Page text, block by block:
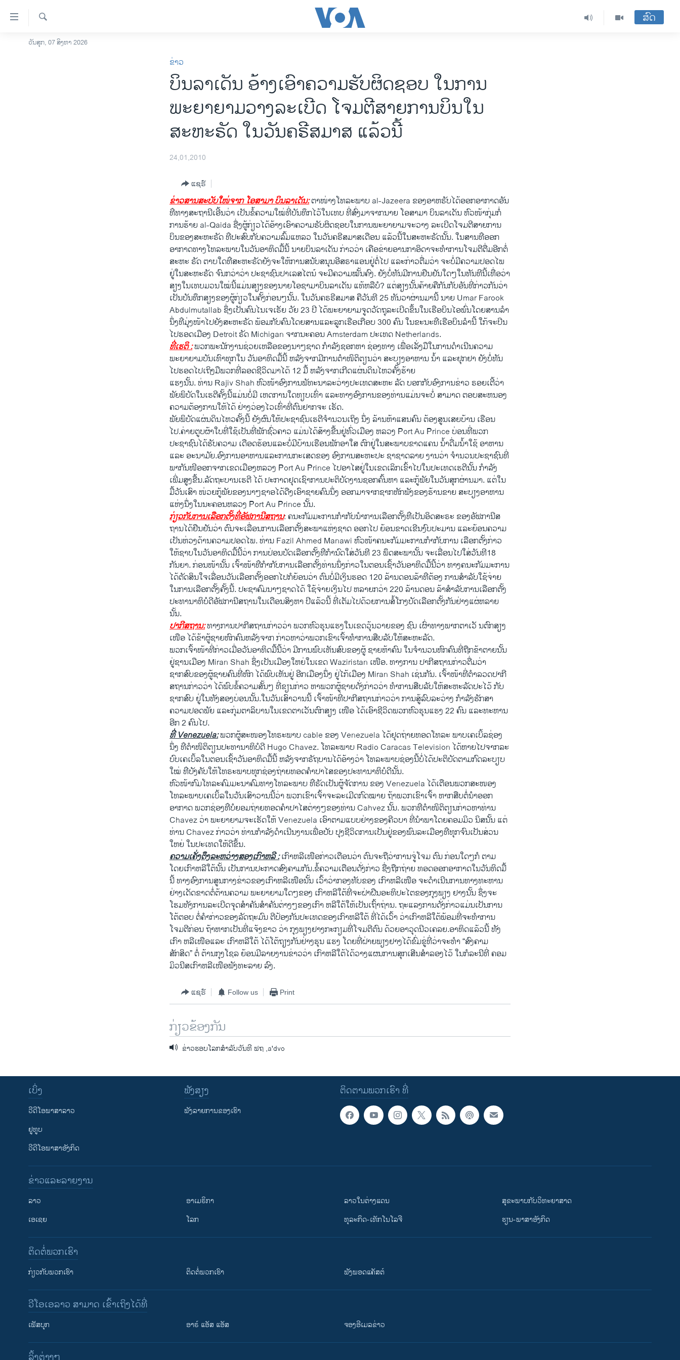
ລິ້ງ
ສຳຫລັບ
ໂຮມເພຈ
ຄົ້ນຫາ
ສົດ
ວັນສຸກ, 07 ສິງຫາ 2026
ຂ່າວ
ບິນລາເດັນ ອ້າງເອົາຄວາມຮັບຜິດຊອບ ໃນການ
ພະຍາຍາມວາງລະເບີດ ໂຈມຕີສາຍການບິນໃນ
ສະຫະຣັດ ໃນວັນຄຣີສມາສ ແລ້ວນີ້
24,01,2010
ແຊຣ໌
ຂ່າວ​ສານສະບັບໃໜ່​ຈາກ ໂອສາມາ ບິນລາເດັນ:ຕາໜ່າງ​ໂທລະພາບ al-Jazeera ຂອງ​ອາຫຣັບ​ໄດ້​ອອກ​ອາກາດ​ອັນ​
ທ່ີ​ທາງ​ສະຖານີເອີ້ນ​ວ່າ ​ເປັນ​ຂໍ້ຄວາມ​ໃໝ່​ທີ່​ບັນທຶກ​ໄວ້​ໃນ​ເທບ ທີ່​ສົ່ງ​ມາ​ຈາກ​ນາຍ ​ໂອສາມາ ບິນ​ລາ​ເດັນ ຫົວໜ້າ​ກຸ່ມ​ກໍ່​
ການ​ຮ້າຍ al-Qaida ຊື່​ງຜູ້ກ່ຽວ​ໄດ້​ອ້າງ​ເອົາ​ຄວາມ​ຮັບຜິດຊອບ​ໃນ​ການ​ພະຍາຍາມ​ຈະວາງ​ ລະ​ເບີດ​ໂຈມ​ຕີສາຍ​ການ
ບິນຂອງ​ສະຫະຣັດ ທ່ີ​ປະສົບ​ກັບ​ຄວາມ​ລົ້ມ​ແຫລວ​ ໃນວັນ​ຄຣີສມາສເດືອນ ​ແລ້ວ​ນີ້​ໃນ​ສະຫະຣັດນັ້ນ. ໃນ​ສານ​ທ່ີ​ອອກ​
ອາກາດ​ທາງ​ໂທລະພາບ​ໃນ​ວັນ​ອາທິດ​ມື້​ນີ້ ນາຍ​ບິນ​ລາ​ເດັນ ກ່າວ​ວ່າ ​ເຄືອ​ຂ່າຍ​ອານ​ກາ​ອິດາ​ຈະ​ທຳ​ການ​ໂຈມ​ຕີ​ຕື່ມ​ອີກ​ຕໍ່​
ສະຫະ ຣັດ ຕາບ​ໃດ​ທ່ີ​ສະຫະຣັດຍັງ​ຈະ​ໃຫ້ການ​ສນັບ​ສນຸນອີສຣາ​ແອນ​ຢູ່ຕໍ່​ໄປ ແລະ​ກ່າວ​ຕື່ມ​ວ່າ ຈະ​ບໍ່​ມີ​ຄວາມ​ປອດ​ໄພ​
ຢູ່ໃນ​ສະຫະຣັດ ຈົນ​ກວ່າວ່າ ປະຊາຊົນ​ປາ​ເລ​ສ​ໄຕ​ນ໌ ​ຈະ​ມີ​ຄວາມ​ໝັ້ນຄົງ. ຍັງ​ບໍ່​ທັນ​ມີ​ການ​ຢືນຢັນ​ໃດໆ​ໃນ​ທັນທີ​ນີ້​ເທື່ອ​ວ່າ​
ສຽງ​ໃນ​ເທບ​ມວນໃໝ່ນີ້​ແມ່ນ​ສຽງ​ຂອງ​ນາຍ​ໂອ​ຊາ​ມາ​ບິນ​ລາ​ເດັນ ​ແທ້​ຫລື​ບໍ? ​ແຕ່ສຽງ​ນັ້ນຄ້າຍຄື​ກັນ​ກັບອັນທີ່​ກ່າວ​ກັນ​ວ່າ ​
ເປັນບັນທຶກ​ສຽງ​ຂອງ​ຜູ້ກ່ຽວໃນ​ຄັ້ງກ່ອນ​ໆນັ້ນ. ໃນ​ວັນ​ຄຣຣີສມາສ ຄືວັນທີ 25 ທັນວາ​ຜ່ານ​ມາ​ນີ້ ນາຍ Umar Farook
Abdulmutallab ຊຶ່ງ​ເປັນ​ຄົນ​ໄນ​ເຈ​ເຣັຍ ວັຍ 23 ປີ​ ໄດ້​ພະຍາຍາມ​ຈູດ​ວັດຖຸ​ລະ​ເບີດ​ຂຶ້ນ​ໃນ​ເຮືອບິນ​ໄອ​ພົ່ນ​ໂດຍສານ​ລຳ​
ນຶ່ງ​ທ່ີ​ມຸ່ງ​ໜ້າ​ໄປ​ຍັງ​ສະຫະຣັດ ພ້ອມ​ກັບ​ຄົນ​ໂດຍສານແລະ​ລູກ​ເຮືອ​ເກືອບ 300 ຄົນ ໃນ​ຂະນະ​ທ່ີ​ເຮືອບິນ​ລຳ​ນີ້​ ​ໃກ້​ຈະ​ບີນ​
ໄປຮອດ​ເມືອງ Detroit ຣັດ Michigan ຈາກ​ນະຄອນ Amsterdam ປະ​ເທດ Netherlands.
ທີ່ເຮຕິ :ພວກພະນັກງານຊ່ວຍເຫລືອຂອງນາໆຊາດ ກຳລັງຊອກຫາ ຊ່ອງທາງ ເພື່ອເລັ່ງມືໃນການ​ດຳ​ເນີນຄວາມ
ພະຍາຍາມບັນເທົາທຸກໃນ ວັນອາທິດມື້ນີ້ ຫລັງຈາກມີການຕຳໜິຕິຕຽນວ່າ ສະບຽງອາຫານ ນ້ຳ ແລະຢຸກຢາ ຍັງບໍ່ທັນ
ໄປຮອດ​ໄປເຖິງມືພວກທີ່ລອດຊີວິດມາ​ໄດ້ 12 ມື້ ຫລັງຈາກ​ເກີດແຜ່ນດິນໄຫວຄັ້ງຮ້າຍ​
ແ​ຮງນັ້ນ. ທ່ານ Rajiv Shah ຫົວໜ້າອົງການພັທະນາລະວ່າງປະເທດສະຫະ ລັດ ບອກກັບອົງການຂ່າວ ຣອຍເຕີ້ວ່າ
ພັຍພິບັດໃນເຮຕີຄັ້ງນີ້ແມ່ນບໍ່ມີ ເຫດການໃດທຽບເທົ່າ ແລະທາງອົງການຂອງທ່ານ​ແມ່ນຈະບໍ່ ສາມາດ ຕອບສະຫນອງ
ຄວາມຕ້ອງການໃຫ້ໄດ້ ຢ່າງວ່ອງໄວເທົ່າທີ່ຕົນຢາກຈະ ເຮັດ.
ພັຍພິບັດແຜ່ນດິນໄຫວຄັ້ງນີ້ ຍັງຜົນໃຫ້ປະຊາຊົນເຮຕີຈຳນວນເຖິງ ນຶ່ງ ລ້ານຫ້າແສນຄົນ ຕ້ອງສູນເສຍບ້ານ ເຮືອນ​
ໄປ.ຄ່າຍຕູບ​ຜ້າ​ໃບ​ທີ່​ໃຊ້​ເປັນທີ່ພັກຊົ່ວຄາວ ແມ່ນໄດ້ສ້າງຂື້ນຢູ່ທົ່ວເມືອງ ຫລວງ Port Au Prince ບ່ອນທີ່ພວກ
ປະຊາຊົນໄດ້ຮັບຄວາມ ເດືອດຮ້ອນແລະບໍ່ມີບ້ານເຮືອນພັກອາໃສ ຕົກຢູ່ໃນສະພາບຂາດແຄນ ນ້ຳດື່ມນ້ຳໃຊ້ ອາຫານ
ແລະ ອະນາມັຍ.ອົງການອາຫານແລະການກະເສດຂອງ ອົງການສະຫະປະ ຊາຊາດລາຍ ງານວ່າ ຈຳນວນປະຊາຊົນທີ່
ພາກັນໜີອອກຈາກເຂດເມືອງຫລວງ Port Au Prince ໄປອາໄສຢູ່​ໃນ​ເຂດ​ເລິກ​ເຂົ້າ​ໄປໃນປະເທດເຮຕີນັ້ນ ກຳລັງ
ເພີ່ມສູງຂື້ນ.ລັດຖະບານເຮຕີ ໄດ້ ປະກາດ​ຢຸດ​ເຊົາການປະຕິບັດງານຊອກຄົ້ນຫາ ແລະກູ້ພັຍ​ໃນວັນສຸກຜ່ານມາ. ແຕ່​ໃນ​
ມື້​ວັນ​ເສົາ ໜ່ວຍກູ້ພັຍຂອງນາໆ​ຊາ​ອໄດ້ດືງເອົາຊາຍຄົນນຶ່ງ ອອກ​ມາຈາກຊາກຫັກພັງຂອງຮ້ານຂາຍ ສະບຽງອາຫານ
ແຫ່ງນຶ່ງໃນນະ​ຄອນ​ຫລວງ Port Au Prince ​ນັ້ນ.
ກ່ຽວ​ກັບ​ການ​ເລືອກ​ຕັ້ງ​ທີ່ອັຟກາ​ນີສຖານ: ຄນະ​ກັມມະການ​ກຳກັບ​ນຳການ​ເລືອກ​ຕັ້ງ​ທ່ີ​ເປັນ​ອິດສະຣະ ຂອງ​ອັຟກາ​ນີສ
ຖານ​ໄດ້​ຢືນຢັນ​ວ່າ ຕົນ​ຈະ​ເລື່ອນ​ການ​ເລືອກ​ຕັ້ງ​ສະພາ​ແຫ່ງ​ຊາດ​ ອອກ​ໄປ​ ຍ້ອນ​ຂາດເຂີນ​ງົບ​ປະມານ​ ແລະຍ້ອນຄວາມ​
ເປັນ​ຫ່ວງ​ດ້ານ​ຄວາມ​ປອດ​ໄພ. ທ່ານ Fazil Ahmed Manawi ຫົວໜ້າ​ຄນະ​ກັມມະການ​ກຳກັບ​ການ ເລືອກ​ຕັ້ງ​ກ່າວ​
ໃຫ້​ຊາບ​ໃນ​ວັນ​ອາທິດ​ມື້​ນີ້​ວ່າ ການ​ປ່ອນ​ບັດ​ເລືອກ​ຕັ້ງ​ທ່ີ​ກຳນົດ​ໃສ່​ວັນ​ທີ 23 ພຶດສະພາ​ນັ້ນ ​ຈະ​ເລື່ອນ​ໄປ​ໃສ່​ວັນ​ທີ18
ກັນຍາ. ກ່ອນ​ໜ້າ​ນັ້ນ ເຈົ້າ​ໜ້າ​ທ່ີ​ກຳກັບ​ການ​ເລືອກ​ຕັ້ງທ່າ​ນນຶ່ງ​ກ່າວ​ໃນ​ຕອນ​ເຊົ້າ​ວັນ​ອາທິດມື້​ນີ້ວ່າ ທາງຄນະ​ກັມມະການ​
ໄດ້​ຕັດສິນ​ໃຈ​ເລື່ອນ​ວັນ​ເລືອກ​ຕັ້ງອອກ​ໄປ​ກໍ​ຍ້ອນ​ວ່າ ຕົນ​ບໍ່​ມີ​ເງິນຮອດ 120 ລ້ານ​ດອນ​ລ້າ​ທ່ີ​ຕ້ອງ ການ​ສຳລັບ​ໃຊ້​ຈ່າຍ​
ໃນ​ການ​ເລືອກ​ຕັ້ງ​ຄັ້ງ​ນີ້. ປະຊາ​ຄົມນາໆ​ຊາດ​ໄດ້​ ໃຊ້​ຈ່າຍ​ເງິນໄປ ​ຫລາຍ​ກວ່າ 220 ລ້ານດອນ ​ລ້າ​ສຳລັບ​ການ​ເລືອກ​ຕັ້ງ​
ປະທານາທິບໍດີ​ອັຟກາ​ນີສຖານ​ໃນ​ເດືອນສິງຫາ​ ປີ​ແລ້ວ​ນີ້ ທີ່​ເຕັມ​ໄປ​ດ້ວຍການ​ສໍ້​ໂກງ​ບັດ​ເລືອກ​ຕັ້ງ​ກັນ​ຢ່າງແຜ່​ຫລາຍ​
ນັ້ນ.
ປາກີສຖານ:ທາງການປາກີສຖານກ່າວວ່າ ພວກຫົວຮຸນແຮງໃນເຂດວຸ້ນວາຍຂອງ ຊົນ ເຜົ່າທາງພາກຕາເວັ ນຕົກສຽງ
ເໜືອ ໄດ້ຂ້າຜູ້ຊາຍຫົກຄົນຫລັງຈາກ ກ່າວຫາວ່າພວກເຂົາເຈົ້າທຳການສືບລັບໃຫ້ສະຫະລັດ.
ພວກເຈົ້າໜ້າທີ່ກ່າວເມື່ອວັນອາທິດມື້ນີ້ວ່າ ມີ​ການພົບເຫັນສົບຂອງຜູ້ ຊາຍຫ້າຄົນ​ ໃນຈຳນວນຫົກຄົນທີ່ຖືກຂ້າຕາຍນັ້ນ
ຢູ່ຊານເມືອງ Miran Shah ຊຶ່ງເປັນເມືອງໃຫຍ່ໃນເຂດ Waziristan ເໜືອ. ທາງການ ປາກີສຖານກ່າວຕື່ມວ່າ
ຊາກສົບຂອງຜູ້ຊາຍຄົນທີ່ຫົກ ໄດ້ພົບເຫັນຢູ່ ອີກເມືອງນຶ່ງ ຢູ່ໄກ້ເມືອງ Miran Shah ​ເຊ່ນ​ກັນ. ເຈົ້າໜ້າທີ່ຕຳລວດປາກີ
ສຖານກ່າວວ່າ ໄດ້ພົບຂໍ້ຄວາມສັ້ນໆ ທີ່ຂຽນກ່າວ ຫາພວກຜູ້ຊາຍດັ່ງກ່າວວ່າ ທຳການສືບລັບໃຫ້ສະຫະລັດປະໄວ້ ກັບ
ຊາກສົບ ຢູ່​ໃນ​ທັງ​ສອງ​ບ່ອນ​ນັ້ນ.​ໃນວັນເສົາວານນີ້ ເຈົ້າໜ້າທີ່ປາກີສຖານກ່າວວ່າ ການສູ້ລົບລະວ່າງ ກຳລັງຮັກສາ
ຄວາມປອດພັຍ ແລະກຸ່ມຕາລິບານໃນເຂດຕາເວັນຕົກສຽງ ເໜືອ ໄດ້​ເອົາ​ຊີວິດພວກຫົວຮຸນແຮງ 22 ຄົນ ແລະທະຫານ
ອີກ 2 ຄົນ​ໄປ.
ທີ່ Venezuela:ພວກ​ຜູ້​ສະໜອງໂທຣະພາບ cable ຂອງ Venezuela ໄດ້ຢຸດຖ່າຍ​ທອດ​ໂທລະ ພາບ​ເຄ​ເບິ້ລ​ຊ່ອງ
ນຶ່ງ​ ທ່ີ​ຕຳ​ໜິຕິຕຽນ​ປະທານາທິບໍດີ Hugo Chavez. ໂທລະພາບ Radio Caracas Television ​ໄດ້ຫາຍ​ໄປ​ຈາກ​ລະ​
ບົບ​ເຄ​ເບິ້ລໃນຕອນ​ເຊົ້າ​ວັນ​ອາທິດ​ມື້​ນີ້ ຫລັງ​ຈາກຣັຖບານ​ໄດ້​ອ້າງ​ວ່າ ​ໂທລະພາບ​ຊ່ອງ​ນີ້ບໍ່​ໄດ້​ປະຕິບັດ​ຕາມກົດ​ລະບຽບ​
ໃໝ່ ທ່ີ​ບັງຄັບ​ໃຫ້ໂທຣະພາບ​ທຸກຊ່ອງ​ຖ່າຍ​ທອດ​ຄຳ​ປາ​ໄສ​ຂອງ​ປະທານາທິບໍດີ​ນັ້ນ.
ຫົວໜ້າ​ກົມໂທລະ​ຄົມມະນາຄົມ​ທາງໂທລະພາບ​ ທ່ີຣັດ​ເປັນ​ຜູ້​ຈັດການ ຂອງ Venezuela ໄດ້ເຕືອນ​ພວກ​ສະໜອງ
ໂທລະພາບ​ເຄ​ເບິ້ລໃນ​ວັນ​ເສົາ​ວານ​ນີ້​ວ່າ ພວກ​ເຂົາ​ເຈົ້າ​ຈະລະ​ເມີດ​ກົດໝາຍ ຖ້າ​ພວກເຂົາ​ເຈົ້າ​ ຫາກ​ສືບ​ຕໍ່​ນຳ​ອອກ​
ອາກາດ ​ພວກ​ຊ່ອງ​ທ່ີ​ບໍ​ຍອມ​ຖ່າຍ​ທອດ​ຄຳ​ປາ​ໄສ​ຕ່າງໆ​ຂອງ​ທ່ານ Cahvez ນັ້ນ. ພວກ​ທ່ີ​ຕຳ​ໜິຕິຕຽນ​ກ່າວ​ຫາ​ທ່ານ
Chavez ​ວ່າ ​ພະຍາຍາມ​ຈະ​ເຮັດ​ໃຫ້ Venezuela ເອົາ​ຕາມແບບຢ່າງຂອງ​ຄີວບາ​ ທີ່​ນຳພາໂດຍ​ຄອມ​ມິ​ວ ນິສ​ນັ້ນ ​ແຕ່​
ທ່ານ Chavez ກ່າວ​ວ່າ ທ່ານ​ກຳລັງ​ດຳ​ເນີນ​ງານ​ເພື່ອ​ປັບ ປຸງ​ຊີວິດ​ການ​ເປັນ​ຢູ່​ຂອງ​ພົນລະ​ເມືອງ​ທ່ີ​ທຸກ​ຈົນ​ເປັນ​ສ່ວນ​
ໃຫຍ່ ໃນ​ປະ​ເທດ​ໃຫ້​ດີ​ຂຶ້ນ.
ຄວາມເຄັ່ງຕຶງລະ​ຫວ່າງ​ສອງເກົາຫລີ :ເກົາຫລີເໜືອກ່າວເຕືອນວ່າ ຕົນຈະຖືວ່າການຈູ່ໂຈມ ຕົນ ກ່ອນໃດໆກໍ ຕາມ
ໂດຍເກົາຫລີ​ໃຕ້ນັ້ນ ເປັນການປະກາດສົງຄາມກັນ.ຂໍ້ຄວາມເຕືອນດັ່ງກ່າວ ຊື່​ງຖືກ​ຖ່າຍ​ ທອດ​ອອກ​ອາກາດໃນວັນທິດມື້
ນີ້ ທາງອົງການສູນກາງຂ່າວຂອງເກົາຫລີ​ເໜືອ​ນັ້ນ ​ເວົ້າວ່າກອງທັບຂອງ ເກົາຫລີເໜືອ ຈະດຳ​ເນີນ​ການ​ທາງ​ທະຫານ​
ຢ່າງ​ເດັດຂາດຕໍ່ຕ້ານຄວາມ ພະຍາຍາມໃດໆຂອງ ເກົາຫລີ​ໃຕ້ທີ່ຈະຝ່າຝືນອະທິປະໄຕຂອງກຸງພຽງ ຢາງນັ້ນ ຊຶ່ງຈະ​
ໂຮມ​ທັງການລະ​ເບີດຈຸດສຳຄັນສຳຄັນຕ່າງໆຂອງເກົາ ຫລີໃຕ້ໃຫ້​ເປັນ​ເຖົ້າຖ່ານ. ຖະແລງການດັ່ງກ່າວແມ່ນເປັນການ
ໂຕ້ຕອບ ຕໍ່ຄຳກ່າວຂອງລັດຖະມົນ ຕີປ້ອງກັນປະເທດຂອງເກົາຫລີ​ໃຕ້ ທີ່ໄດ້ເວົ້າ ວ່າເກົາຫລີ​ໃຕ້ພ້ອມທີ່ຈະທຳການ
ໂຈມຕີກ່ອນ ຖ້າຫາກ​ເປັນ​ທີ່​ແຈ້ງ​ຂາວ ວ່າ ກຸງພຽງຢາງກະກຽມ​ທີ່ໂຈມຕີຕົນ ດ້ວຍອາວຸດນີວເຄລຍ.ອາທິດ​ແລ້ວນີ້ ທັງ
ເກົາ ຫລີເໜືອແລະ ເກົາຫລີ​ໃຕ້ ໄດ້ໂຕ້ຖຽງກັນຢ່າງຮຸນ ແຮງ ​ໂດຍ​ທີ່​ຝ່າຍພຽງຢາງ​ໄດ້ຂົ່ມຂູ່ທີ່ວ່າຈະທຳ “ສົງຄາມ
ສັກສິດ” ຕໍ່ ຕ້ານກຸງໂຊລ ຍ້ອນ​ມີ​ລາຍ​ງານ​ຂ່າວ​ວ່າ ເກົາຫລີ​ໃຕ້​ໄດ້​ວາງແຜນການ​ສຸກ​ເສີນ​ສຳລອງໄວ້ ໃນກໍລະນີທີ່ ຄອມ
ມິວນີສເກົາຫລີເໜືອພັງທະລາຍ ລົງ.
ແຊຣ໌ Follow us Print
ກ່ຽວຂ້ອງກັນ
ຂ່າວຮອບໂລກສຳລັບວັນທີ ຟຖ ,a'dvo
ຕິດຕາມພວກເຮົາ ທີ່
ເບິ່ງ
ວີດີໂອພາສາລາວ
ຢູທູບ
ວີດີໂອພາສາອັງກິດ
ຟັງສຽງ
ຟັງລາຍການຂອງເຮົາ
ຂ່າວແລະລາຍງານ
ລາວ
ເອເຊຍ
ອາເມຣິກາ
ໂລກ
ລາວໃນຕ່າງແດນ
ທຸລະກິດ-ເທັກໂນໂລຈີ
ສຸຂະພາບກັບວິທະຍາສາດ
ຮຽນ-ພາສາອັງກິດ
ຕິດຕໍ່ພວກເຮົາ
ກ່ຽວກັບພວກເຮົາ ຕິດຕໍ່ພວກເຮົາ ຟັງພອດແຄັສຕ໌
ວີໂອເອລາວ ສາມາດ ເຂົ້າເຖິງໄດ້ທີ່
ເຟັສບຸກ ອາຣ໌ ແອັສ ແອັສ ຈອງອີເມລຂ່າວ